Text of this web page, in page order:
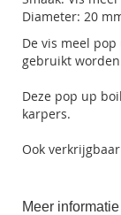
Diameter: 20
De vis meel
gebruikt
Deze pop up
karpers.
Ook
Meer informatie